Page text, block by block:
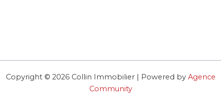
Copyright © 2026 Collin Immobilier | Powered by Agence
Community